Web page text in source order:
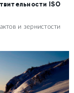
ISO
и зернистости